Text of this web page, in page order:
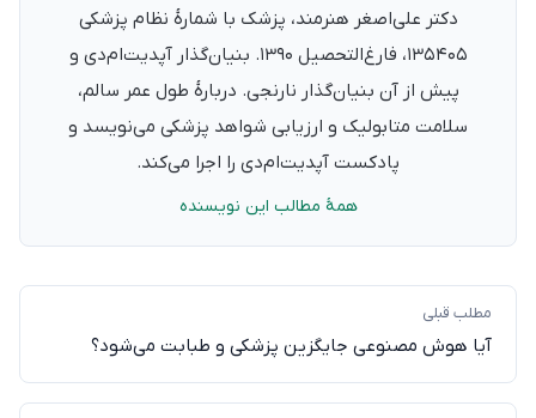
دکتر علی‌اصغر هنرمند، پزشک با شمارهٔ نظام پزشکی
۱۳۵۴۰۵، فارغ‌التحصیل ۱۳۹۰. بنیان‌گذار آپدیت‌ام‌دی و
پیش از آن بنیان‌گذار نارنجی. دربارهٔ طول عمر سالم،
سلامت متابولیک و ارزیابی شواهد پزشکی می‌نویسد و
پادکست آپدیت‌ام‌دی را اجرا می‌کند.
همهٔ مطالب این نویسنده
مطلب قبلی
آیا هوش مصنوعی جایگزین پزشکی و طبابت می‌شود؟